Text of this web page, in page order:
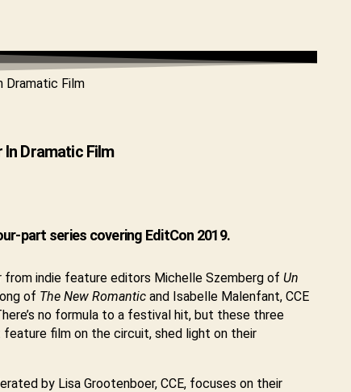
Dramatic
In Dramatic Film
part series covering EditCon 2019.
from indie feature editors Michelle Szemberg of Un
of The New Romantic and Isabelle Malenfant, CCE
no formula to a festival hit, but these three
film on the circuit, shed light on their
by Lisa Grootenboer, CCE, focuses on their